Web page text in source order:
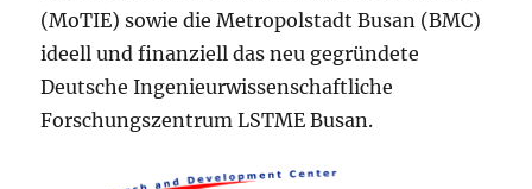
(MoTIE) sowie die Metropolstadt Busan (BMC)
ideell und finanziell das neu gegründete
Deutsche Ingenieurwissenschaftliche
Forschungszentrum LSTME Busan.